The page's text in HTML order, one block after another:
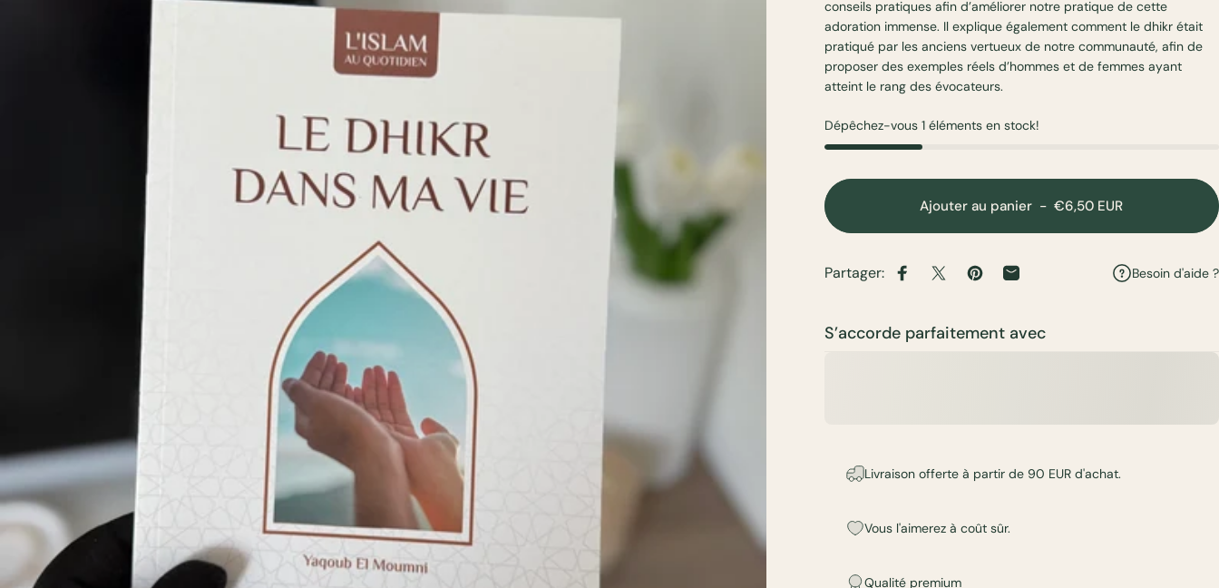
conseils pratiques afin d’améliorer notre pratique de cette
adoration immense. Il explique également comment le dhikr était
pratiqué par les anciens vertueux de notre communauté, afin de
proposer des exemples réels d’hommes et de femmes ayant
atteint le rang des évocateurs.
Dépêchez-vous 1 éléments en stock!
Ajouter au panier -€6,50 EUR
Partager: Partager sur Facebook
Partager sur X
Épingler sur Pinterest
Partager par EmailBesoin d'aide ?
S’accorde parfaitement avec
Livraison offerte à partir de 90 EUR d'achat.
Vous l'aimerez à coût sûr.
Qualité premium